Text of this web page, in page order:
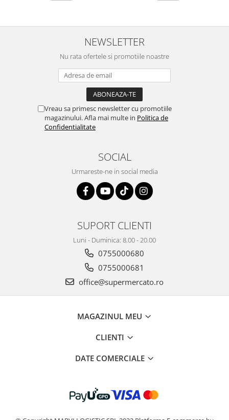
NEWSLETTER
Nu rata ofertele si promotiile noastre
Vreau sa primesc newsletter cu promotiile
magazinului. Afla mai multe in Politica de
Confidentialitate
SOCIAL
Urmareste-ne in social media
SUPORT CLIENTI
Luni - Duminica: 8.00 - 20.00
0755000680
0755000681
office@supermercato.ro
MAGAZINUL MEU
CLIENTI
DATE COMERCIALE